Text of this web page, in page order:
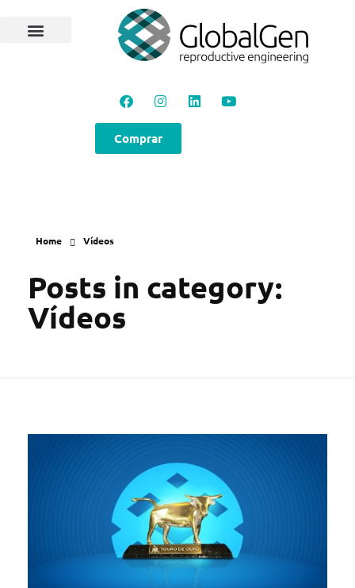
Comprar
Home Vídeos
Posts in category:
Vídeos